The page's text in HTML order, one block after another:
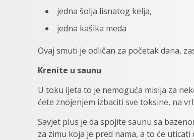
jedna šolja lisnatog kelja,
jedna kašika meda
Ovaj smuti je odličan za početak dana,
Krenite u saunu
U toku ljeta to je nemoguća misija za
ćete znojenjem izbaciti sve toksine, na
Savjet plus je da spojite saunu sa
za zimu koja je pred nama, a to će